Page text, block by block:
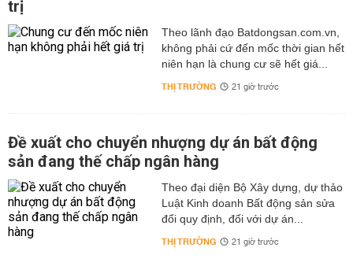
trị
Theo lãnh đạo Batdongsan.com.vn,
không phải cứ đến mốc thời gian hết
niên hạn là chung cư sẽ hết giá...
THỊ TRƯỜNG 21 giờ trước
Đề xuất cho chuyển nhượng dự án bất động
sản đang thế chấp ngân hàng
Theo đại diện Bộ Xây dựng, dự thảo
Luật Kinh doanh Bất động sản sửa
đổi quy định, đối với dự án...
THỊ TRƯỜNG 21 giờ trước